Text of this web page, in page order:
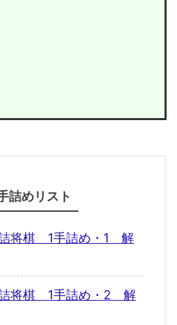
詰めリスト
将棋 1手詰め・1 解
詰将棋 1手詰め・2 解